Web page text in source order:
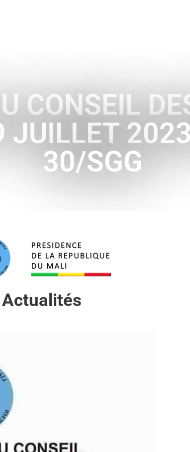
CONSEIL
JUILLET
30/SGG
Actualités